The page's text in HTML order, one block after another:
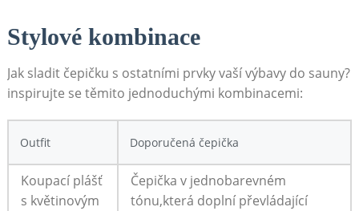
Stylové kombinace
Jak sladit čepičku s ostatními prvky vaší výbavy do sauny?
inspirujte se těmito jednoduchými kombinacemi:
Outfit Doporučená čepička
Koupací plášť
s květinovým
Čepička v jednobarevném
tónu,která doplní převládající